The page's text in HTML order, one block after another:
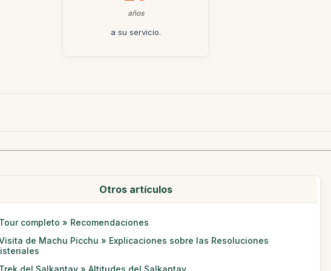
años
a su servicio.
Otros artículos
completo » Recomendaciones
de Machu Picchu » Explicaciones sobre las Resoluciones
del Salkantay » Altitudes del Salkantay